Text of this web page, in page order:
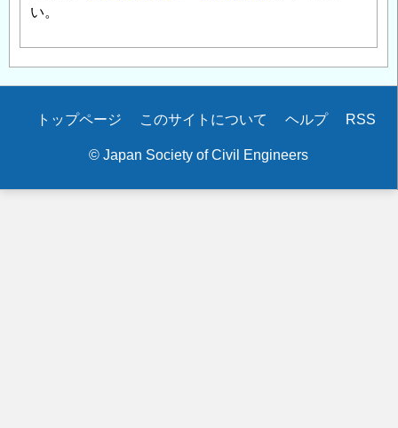
い。
Secondary
トップページ このサイトについて ヘルプ RSS
© Japan Society of Civil Engineers